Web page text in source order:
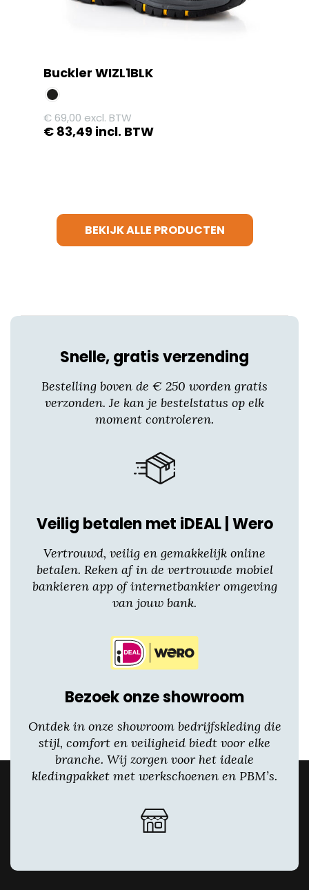
Buckler WIZL1BLK
€ 69,00 excl. BTW
€ 83,49 incl. BTW
variaties.
op
productpagina
BEKIJK ALLE PRODUCTEN
Snelle, gratis verzending
Bestelling boven de € 250 worden gratis
verzonden. Je kan je bestelstatus op elk
moment controleren.
Veilig betalen met iDEAL | Wero
Vertrouwd, veilig en gemakkelijk online
betalen. Reken af in de vertrouwde mobiel
bankieren app of internetbankier omgeving
van jouw bank.
Bezoek onze showroom
Ontdek in onze showroom bedrijfskleding die
stijl, comfort en veiligheid biedt voor elke
branche. Wij zorgen voor het ideale
kledingpakket met werkschoenen en PBM’s.